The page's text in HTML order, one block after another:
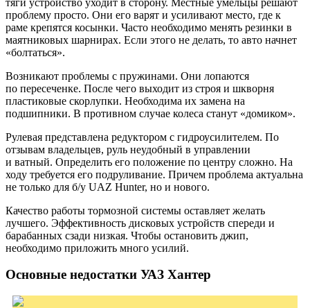
проблему просто. Они его варят и усиливают место, где к
раме крепятся косынки. Часто необходимо менять резинки в
маятниковых шарнирах. Если этого не делать, то авто начнет
«болтаться».
Возникают проблемы с пружинами. Они лопаются
по пересеченке. После чего выходит из строя и шкворня
пластиковые скорлупки. Необходима их замена на
подшипники. В противном случае колеса станут «домиком».
Рулевая представлена редуктором с гидроусилителем. По
отзывам владельцев, руль неудобный в управлении
и ватный. Определить его положение по центру сложно. На
ходу требуется его подруливание. Причем проблема актуальна
не только для б/у UAZ Hunter, но и нового.
Качество работы тормозной системы оставляет желать
лучшего. Эффективность дисковых устройств спереди и
барабанных сзади низкая. Чтобы остановить джип,
необходимо приложить много усилий.
Основные недостатки УАЗ Хантер